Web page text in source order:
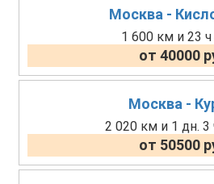
Москва -
1 600 км и 23
от 40000
Москва -
2 020 км и 1 дн. 3
от 50500